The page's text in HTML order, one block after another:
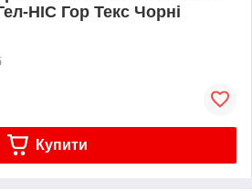
НІС Гор Текс Чорні
Купити